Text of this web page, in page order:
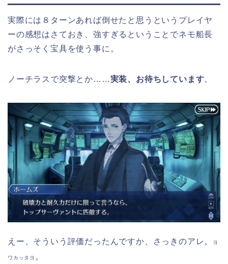
実際には８ターンあれば倒せたと思うというプレイヤ
ーの感想はさておき、強すぎるということでネモ船長
がさっそく宝具を使う事に。
ノーチラスで突撃とか……実装、お待ちしています。
えー、そういう評価だったんですか、さっきのアレ。 ヨ
ワカッタヨ 。